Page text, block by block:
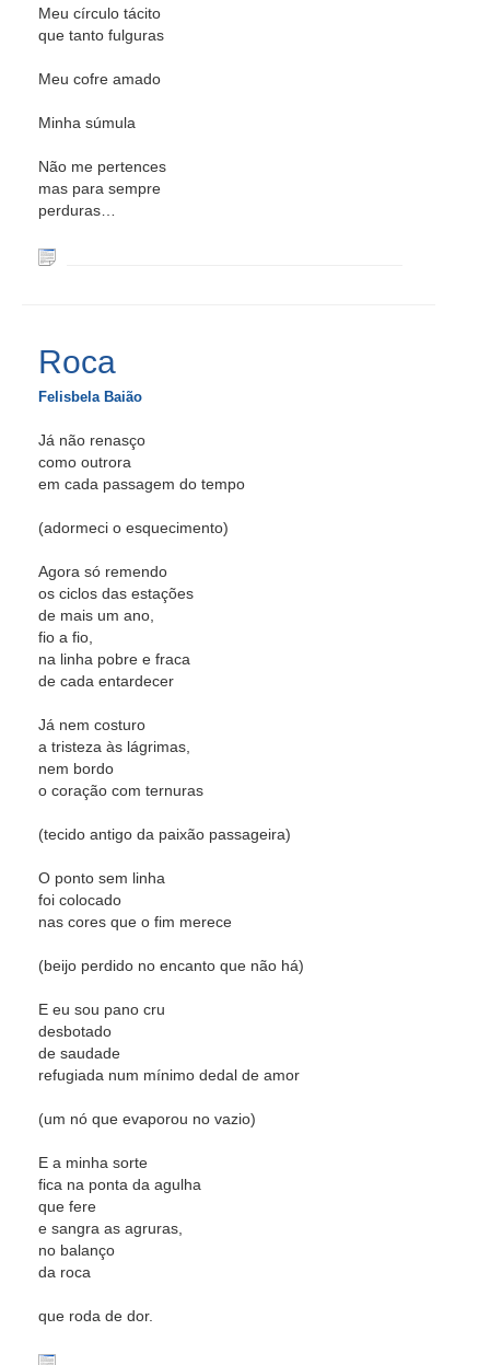
Meu círculo tácito
que tanto fulguras
Meu cofre amado
Minha súmula
Não me pertences
mas para sempre
perduras…
Roca
Felisbela Baião
Já não renasço
como outrora
em cada passagem do tempo
(adormeci o esquecimento)
Agora só remendo
os ciclos das estações
de mais um ano,
fio a fio,
na linha pobre e fraca
de cada entardecer
Já nem costuro
a tristeza às lágrimas,
nem bordo
o coração com ternuras
(tecido antigo da paixão passageira)
O ponto sem linha
foi colocado
nas cores que o fim merece
(beijo perdido no encanto que não há)
E eu sou pano cru
desbotado
de saudade
refugiada num mínimo dedal de amor
(um nó que evaporou no vazio)
E a minha sorte
fica na ponta da agulha
que fere
e sangra as agruras,
no balanço
da roca
que roda de dor.